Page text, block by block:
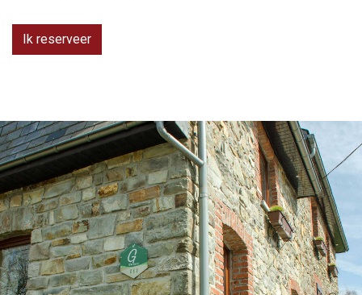
Ik reserveer